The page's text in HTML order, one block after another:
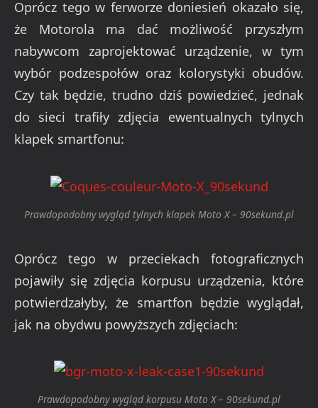
Oprócz tego w ferworze doniesień okazało się,
że Motorola ma dać możliwość przyszłym
nabywcom zaprojektować urządzenie, w tym
wybór podzespołów oraz kolorystyki obudów.
Czy tak będzie, trudno dziś powiedzieć, jednak
do sieci trafiły zdjęcia ewentualnych tylnych
klapek smartfonu:
Prawdopodobny wygląd tylnych klapek Moto X – 90sekund.pl
Oprócz tego w przeciekach fotograficznych
pojawiły się zdjęcia korpusu urządzenia, które
potwierdzałyby, że smartfon będzie wyglądał,
jak na obydwu powyższych zdjęciach:
Prawdopodobny wygląd korpusu Moto X – 90sekund.pl